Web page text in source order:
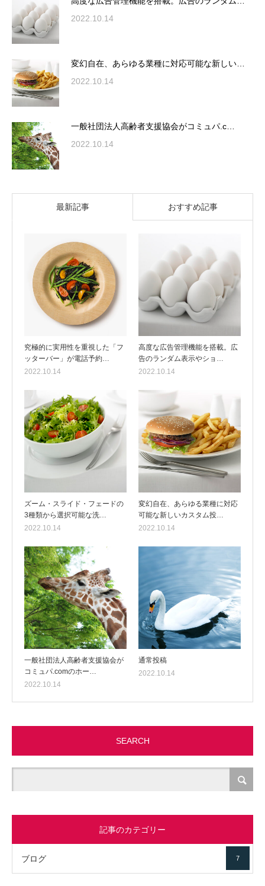
2022.10.14
変幻自在、あらゆる業種に対応可能な新しい…
2022.10.14
一般社団法人高齢者支援協会がコミュパ.c…
2022.10.14
最新記事 おすすめ記事
究極的に実用性を重視した「フ
ッターバー」が電話予約…
2022.10.14
高度な広告管理機能を搭載。広
告のランダム表示やショ…
2022.10.14
ズーム・スライド・フェードの
3種類から選択可能な洗…
2022.10.14
変幻自在、あらゆる業種に対応
可能な新しいカスタム投…
2022.10.14
一般社団法人高齢者支援協会が
コミュパ.comのホー…
2022.10.14
通常投稿
2022.10.14
SEARCH
記事のカテゴリー
ブログ 7